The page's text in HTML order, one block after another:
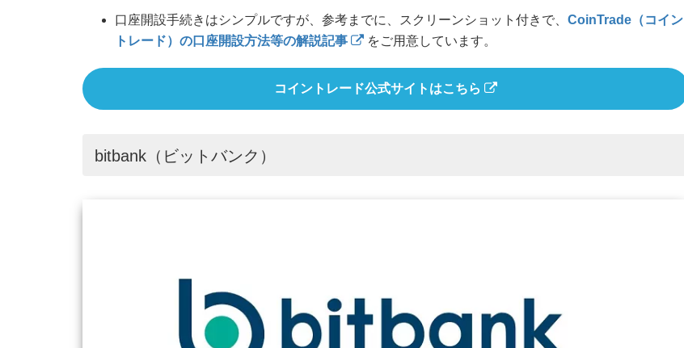
口座開設手続きはシンプルですが、参考までに、スクリーンショット付きで、 CoinTrade（コイン
トレード）の口座開設方法等の解説記事
をご用意しています。
コイントレード公式サイトはこちら
bitbank（ビットバンク）